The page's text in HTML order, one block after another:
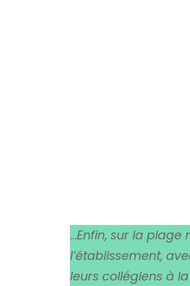
…Enfin, sur la
l’établissement,
leurs collégiens à